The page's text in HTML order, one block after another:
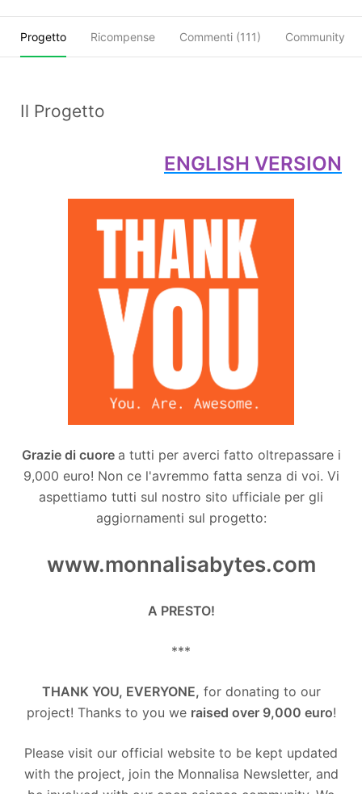
Progetto Ricompense Commenti (111) Community
Il Progetto
ENGLISH VERSION
Grazie di cuore a tutti per averci fatto oltrepassare i
9,000 euro! Non ce l'avremmo fatta senza di voi. Vi
aspettiamo tutti sul nostro sito ufficiale per gli
aggiornamenti sul progetto:
www.monnalisabytes.com
A PRESTO!
***
THANK YOU, EVERYONE, for donating to our
project! Thanks to you we raised over 9,000 euro!
Please visit our official website to be kept updated
with the project, join the Monnalisa Newsletter, and